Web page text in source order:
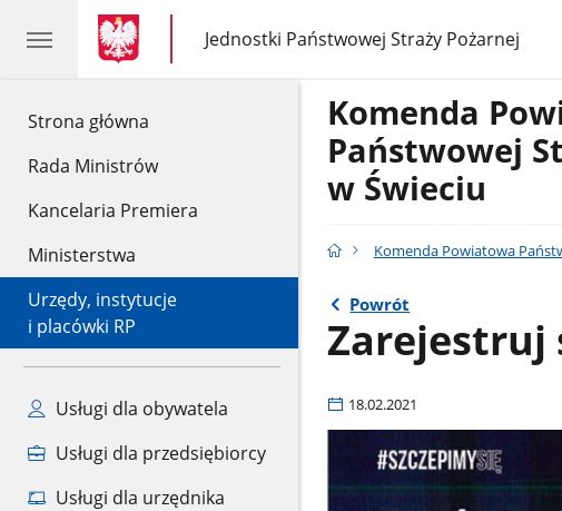
Strona główna
Rada Ministrów
Kancelaria Premiera
Ministerstwa
Urzędy, instytucje
i placówki RP
Usługi dla obywatela
Usługi dla przedsiębiorcy
Usługi dla urzędnika
gov.pl
gov.pl
Jednostki Państwowej Straży Pożarnej
gov.pl
Jednostki
Państwowej
Komenda
Państwowej
w Świeciu
Komenda Powiatowa
Powrót
Zarejestruj
18.02.2021